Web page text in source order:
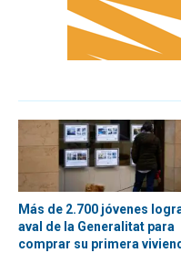
Más de 2.700 jóvenes
aval de la Generalitat para
comprar su primera